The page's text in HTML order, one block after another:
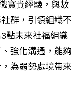
寶貴經驗，與數
群，引領組織不
點未來社福組織
強化溝通，能夠
為弱勢處境帶來